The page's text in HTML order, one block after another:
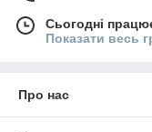
Сьогодні
Показати весь
Про нас